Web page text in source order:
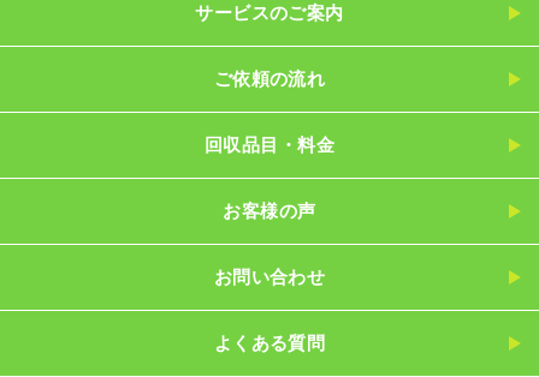
サービスのご案内
ご依頼の流れ
回収品目・料金
お客様の声
お問い合わせ
よくある質問